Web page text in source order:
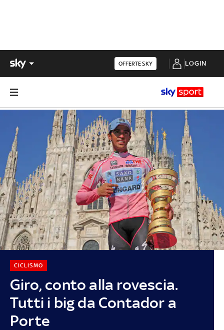
OFFERTE SKY LOGIN
Giro, conto alla rovescia.
Tutti i big da Contador a
Porte
CICLISMO